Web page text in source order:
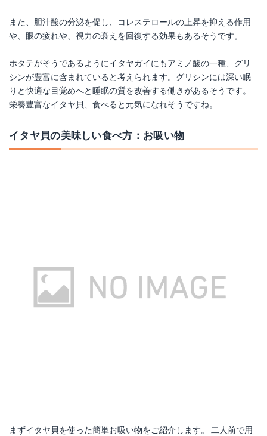
また、胆汁酸の分泌を促し、コレステロールの上昇を抑える作用
や、眼の疲れや、視力の衰えを回復する効果もあるそうです。
ホタテがそうであるようにイタヤガイにもアミノ酸の一種、グリ
シンが豊富に含まれていると考えられます。グリシンには深い眠
りと快適な目覚めへと睡眠の質を改善する働きがあるそうです。
栄養豊富なイタヤ貝、食べると元気になれそうですね。
イタヤ貝の美味しい食べ方：お吸い物
まずイタヤ貝を使った簡単お吸い物をご紹介します。 二人前で用